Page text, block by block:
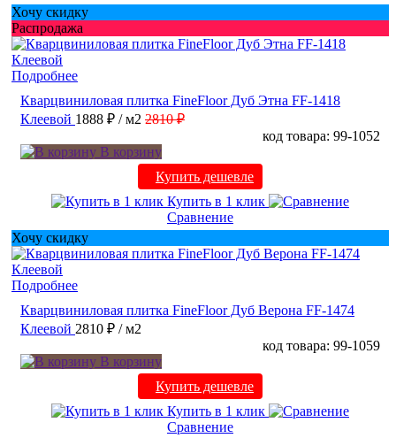
Хочу скидку
Распродажа
Подробнее
Кварцвиниловая плитка FineFloor Дуб Этна FF-1418
Клеевой 1888 ₽ / м2 2810 ₽
код товара: 99-1052
В корзину
Купить дешевле
Купить в 1 клик
Сравнение
Хочу скидку
Подробнее
Кварцвиниловая плитка FineFloor Дуб Верона FF-1474
Клеевой 2810 ₽ / м2
код товара: 99-1059
В корзину
Купить дешевле
Купить в 1 клик
Сравнение